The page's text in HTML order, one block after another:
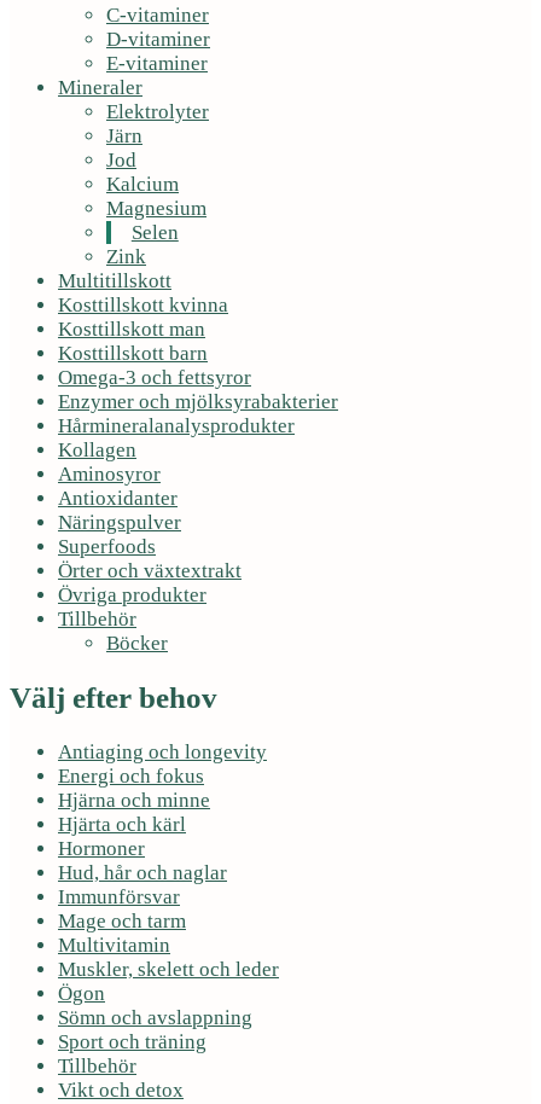
C-vitaminer
D-vitaminer
E-vitaminer
Mineraler
Elektrolyter
Järn
Jod
Kalcium
Magnesium
Selen
Zink
Multitillskott
Kosttillskott kvinna
Kosttillskott man
Kosttillskott barn
Omega-3 och fettsyror
Enzymer och mjölksyrabakterier
Hårmineralanalysprodukter
Kollagen
Aminosyror
Antioxidanter
Näringspulver
Superfoods
Örter och växtextrakt
Övriga produkter
Tillbehör
Böcker
Välj efter behov
Antiaging och longevity
Energi och fokus
Hjärna och minne
Hjärta och kärl
Hormoner
Hud, hår och naglar
Immunförsvar
Mage och tarm
Multivitamin
Muskler, skelett och leder
Ögon
Sömn och avslappning
Sport och träning
Tillbehör
Vikt och detox